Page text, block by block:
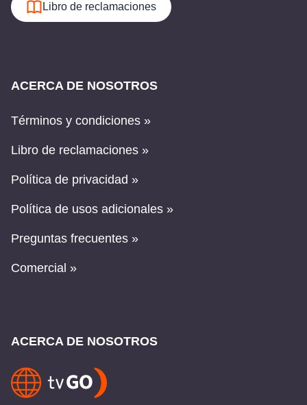
Libro de reclamaciones
ACERCA DE NOSOTROS
Términos y condiciones »
Libro de reclamaciones »
Política de privacidad »
Política de usos adicionales »
Preguntas frecuentes »
Comercial »
ACERCA DE NOSOTROS